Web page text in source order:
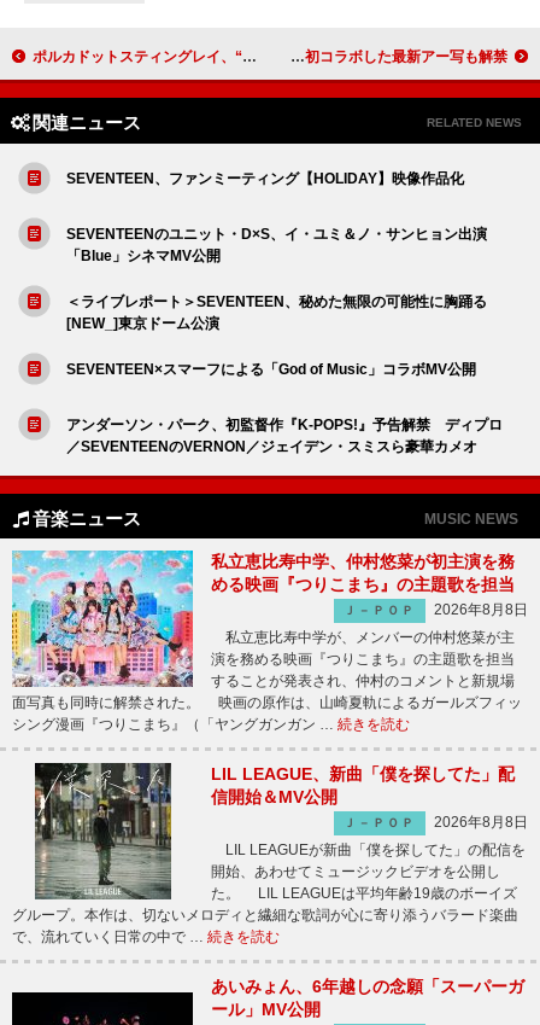
ポルカドットスティングレイ、“全員と目が合う距離で”ライブハウスツアー開催決定 DREAMS COME TRUE、ニューAL収録曲「BEACON」MV公開 UJOHと初コラボした最新アー写も解禁
関連ニュース RELATED NEWS
SEVENTEEN、ファンミーティング【HOLIDAY】映像作品化
SEVENTEENのユニット・D×S、イ・ユミ＆ノ・サンヒョン出演
「Blue」シネマMV公開
＜ライブレポート＞SEVENTEEN、秘めた無限の可能性に胸踊る
[NEW_]東京ドーム公演
SEVENTEEN×スマーフによる「God of Music」コラボMV公開
アンダーソン・パーク、初監督作『K-POPS!』予告解禁 ディプロ
／SEVENTEENのVERNON／ジェイデン・スミスら豪華カメオ
音楽ニュース MUSIC NEWS
私立恵比寿中学、仲村悠菜が初主演を務
める映画『つりこまち』の主題歌を担当
Ｊ－ＰＯＰ
2026年8月8日
私立恵比寿中学が、メンバーの仲村悠菜が主
演を務める映画『つりこまち』の主題歌を担当
することが発表され、仲村のコメントと新規場
面写真も同時に解禁された。 映画の原作は、山崎夏軌によるガールズフィッ
シング漫画『つりこまち』（「ヤングガンガン … 続きを読む
LIL LEAGUE、新曲「僕を探してた」配
信開始＆MV公開
Ｊ－ＰＯＰ
2026年8月8日
LIL LEAGUEが新曲「僕を探してた」の配信を
開始、あわせてミュージックビデオを公開し
た。 LIL LEAGUEは平均年齢19歳のボーイズ
グループ。本作は、切ないメロディと繊細な歌詞が心に寄り添うバラード楽曲
で、流れていく日常の中で … 続きを読む
あいみょん、6年越しの念願「スーパーガ
ール」MV公開